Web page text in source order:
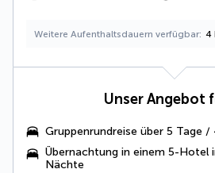
Weitere Aufenthaltsdauern verfügbar 4
Unser Angebot
Gruppenrundreise über 5 Tage
Übernachtung in einem 5-Hotel
Nächte